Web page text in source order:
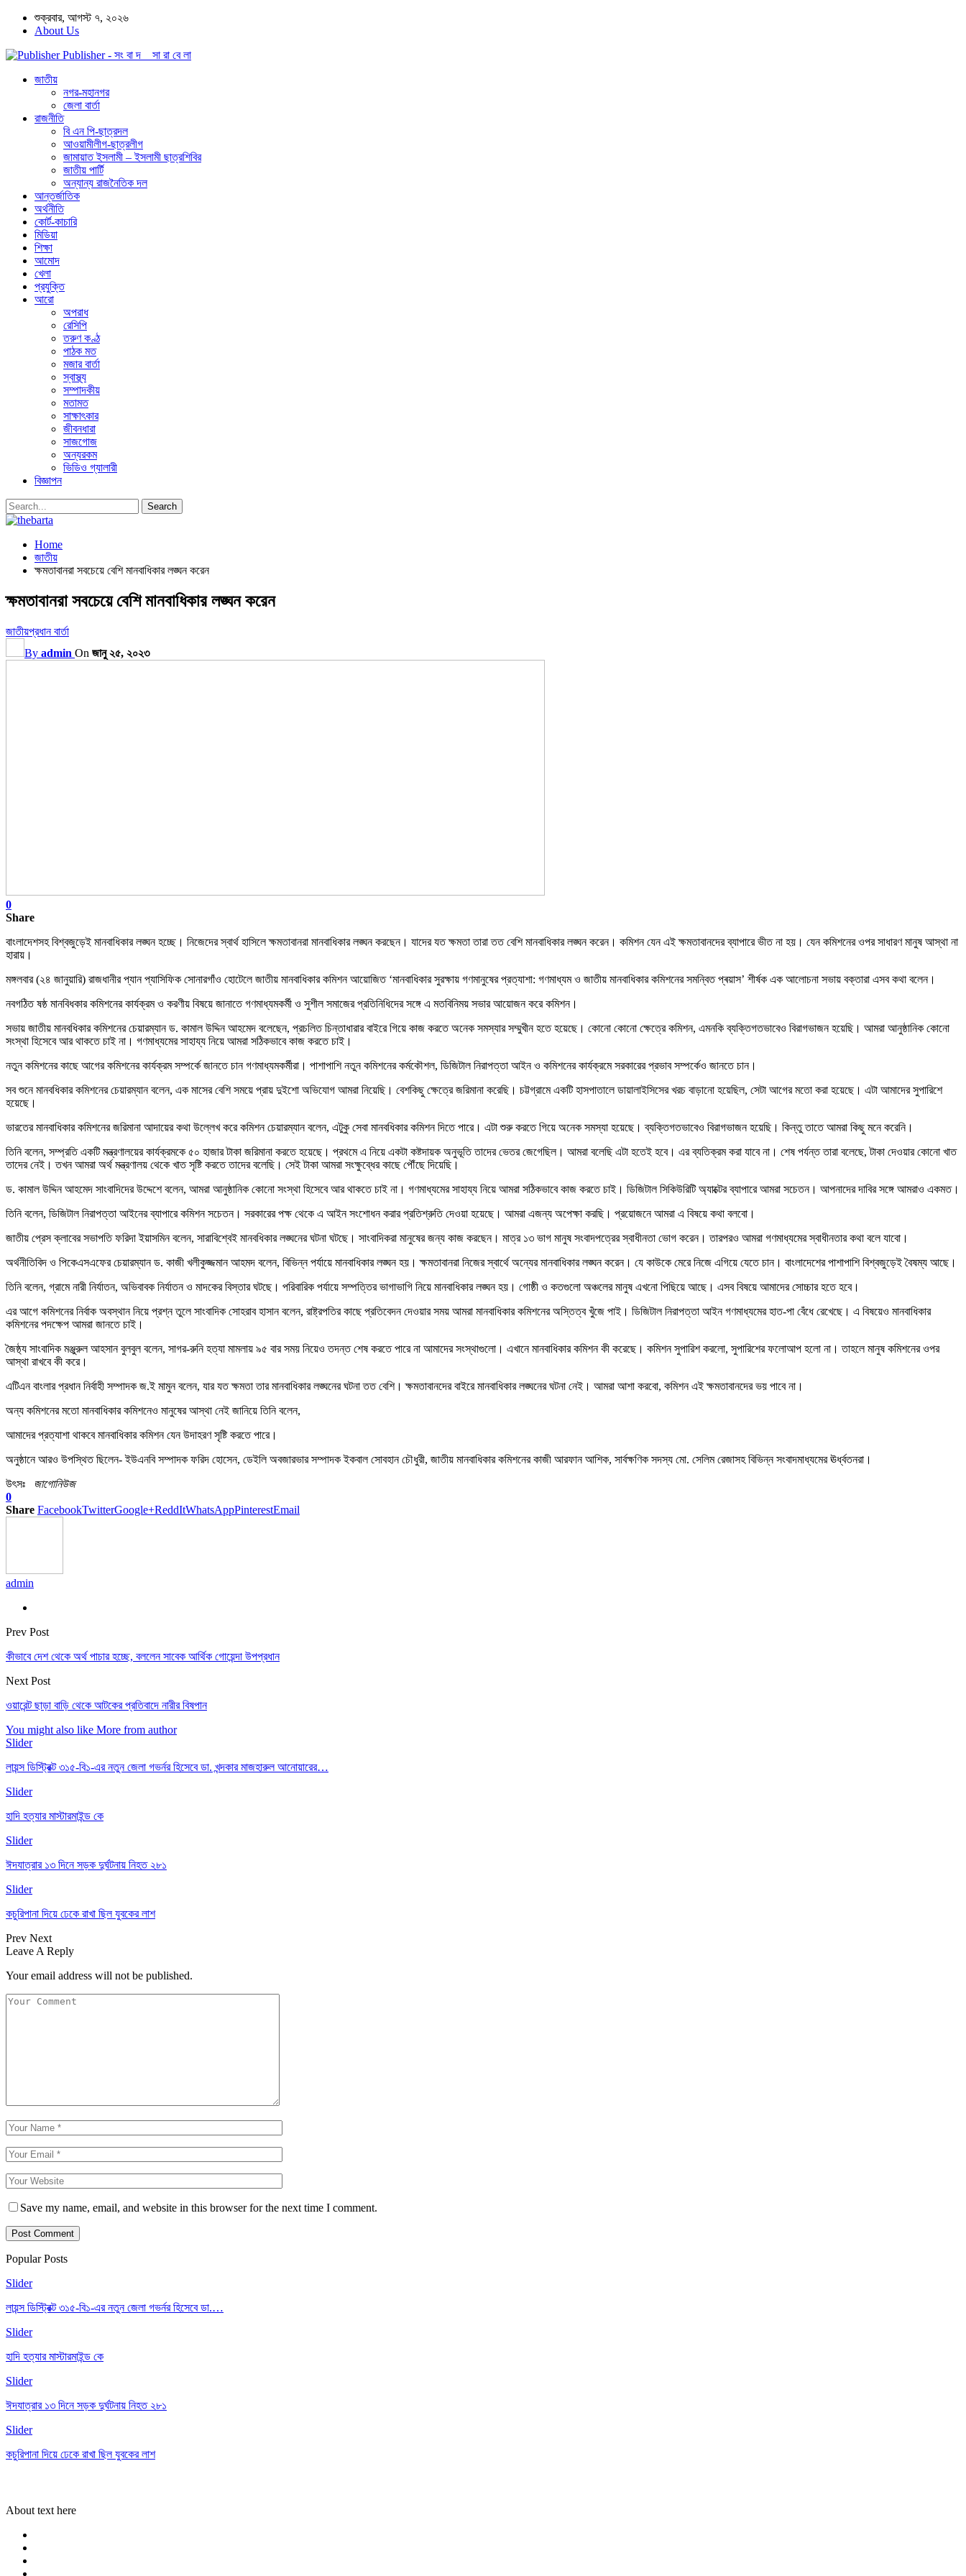
শুক্রবার, আগস্ট ৭, ২০২৬
About Us
Publisher - সং বা দ সা রা বে লা
জাতীয়
নগর-মহানগর
জেলা বার্তা
রাজনীতি
বি এন পি-ছাত্রদল
আওয়ামীলীগ-ছাত্রলীগ
জামায়াত ইসলামী – ইসলামী ছাত্রশিবির
জাতীয় পার্টি
অন্যান্য রাজনৈতিক দল
আন্তর্জাতিক
অর্থনীতি
কোর্ট-কাচারি
মিডিয়া
শিক্ষা
আমোদ
খেলা
প্রযুক্তি
আরো
অপরাধ
রেসিপি
তরুণ কণ্ঠ
পাঠক মত
মজার বার্তা
স্বাস্থ্য
সম্পাদকীয়
মতামত
সাক্ষাৎকার
জীবনধারা
সাজগোজ
অন্যরকম
ভিডিও গ্যালারী
বিজ্ঞাপন
Home
জাতীয়
ক্ষমতাবানরা সবচেয়ে বেশি মানবাধিকার লঙ্ঘন করেন
ক্ষমতাবানরা সবচেয়ে বেশি মানবাধিকার লঙ্ঘন করেন
জাতীয়প্রধান বার্তা
By admin On জানু ২৫, ২০২৩
0
Share
বাংলাদেশসহ বিশ্বজুড়েই মানবাধিকার লঙ্ঘন হচ্ছে। নিজেদের স্বার্থ হাসিলে ক্ষমতাবানরা মানবাধিকার লঙ্ঘন করছেন। যাদের যত ক্ষমতা তারা তত বেশি মানবাধিকার লঙ্ঘন করেন। কমিশন যেন এই ক্ষমতাবানদের ব্যাপারে ভীত না হয়। যেন কমিশনের ওপর সাধারণ মানুষ আস্থা না
হারায়।
মঙ্গলবার (২৪ জানুয়ারি) রাজধানীর প্যান প্যাসিফিক সোনারগাঁও হোটেলে জাতীয় মানবাধিকার কমিশন আয়োজিত ‘মানবাধিকার সুরক্ষায় গণমানুষের প্রত্যাশা: গণমাধ্যম ও জাতীয় মানবাধিকার কমিশনের সমন্বিত প্ৰয়াস’ শীর্ষক এক আলোচনা সভায় বক্তারা এসব কথা বলেন।
নবগঠিত ষষ্ঠ মানবিধকার কমিশনের কার্যক্রম ও করণীয় বিষয়ে জানাতে গণমাধ্যমকর্মী ও সুশীল সমাজের প্রতিনিধিদের সঙ্গে এ মতবিনিময় সভার আয়োজন করে কমিশন।
সভায় জাতীয় মানবধিকার কমিশনের চেয়ারম্যান ড. কামাল উদ্দিন আহমেদ বলেছেন, প্রচলিত চিন্তাধারার বাইরে গিয়ে কাজ করতে অনেক সমস্যার সম্মুখীন হতে হয়েছে। কোনো কোনো ক্ষেত্রে কমিশন, এমনকি ব্যক্তিগতভাবেও বিরাগভাজন হয়েছি। আমরা আনুষ্ঠানিক কোনো
সংস্থা হিসেবে আর থাকতে চাই না। গণমাধ্যমের সাহায্য নিয়ে আমরা সঠিকভাবে কাজ করতে চাই।
নতুন কমিশনের কাছে আগের কমিশনের কার্যক্রম সম্পর্কে জানতে চান গণমাধ্যমকর্মীরা। পাশাপাশি নতুন কমিশনের কর্মকৌশল, ডিজিটাল নিরাপত্তা আইন ও কমিশনের কার্যক্রমে সরকারের প্রভাব সম্পর্কেও জানতে চান।
সব শুনে মানবধিকার কমিশনের চেয়ারম্যান বলেন, এক মাসের বেশি সময়ে প্রায় দুইশো অভিযোগ আমরা নিয়েছি। বেশকিছু ক্ষেত্রে জরিমানা করেছি। চট্টগ্রামে একটি হাসপাতালে ডায়ালাইসিসের খরচ বাড়ানো হয়েছিল, সেটা আগের মতো করা হয়েছে। এটা আমাদের সুপারিশে
হয়েছে।
ভারতের মানবাধিকার কমিশনের জরিমানা আদায়ের কথা উল্লেখ করে কমিশন চেয়ারম্যান বলেন, এটুকু সেবা মানবধিকার কমিশন দিতে পারে। এটা শুরু করতে গিয়ে অনেক সমস্যা হয়েছে। ব্যক্তিগতভাবেও বিরাগভাজন হয়েছি। কিন্তু তাতে আমরা কিছু মনে করেনি।
তিনি বলেন, সম্প্রতি একটি মন্ত্রণালয়ের কার্যক্রমকে ৫০ হাজার টাকা জরিমানা করতে হয়েছে। প্রথমে এ নিয়ে একটা কষ্টদায়ক অনুভূতি তাদের ভেতর জেগেছিল। আমরা বলেছি এটা হতেই হবে। এর ব্যতিক্রম করা যাবে না। শেষ পর্যন্ত তারা বলেছে, টাকা দেওয়ার কোনো খাত
তাদের নেই। তখন আমরা অর্থ মন্ত্রণালয় থেকে খাত সৃষ্টি করতে তাদের বলেছি। সেই টাকা আমরা সংক্ষুব্ধের কাছে পৌঁছে দিয়েছি।
ড. কামাল উদ্দিন আহমেদ সাংবাদিদের উদ্দেশে বলেন, আমরা আনুষ্ঠানিক কোনো সংস্থা হিসেবে আর থাকতে চাই না। গণমাধ্যমের সাহায্য নিয়ে আমরা সঠিকভাবে কাজ করতে চাই। ডিজিটাল সিকিউরিটি অ্যাক্টের ব্যাপারে আমরা সচেতন। আপনাদের দাবির সঙ্গে আমরাও একমত।
তিনি বলেন, ডিজিটাল নিরাপত্তা আইনের ব্যাপারে কমিশন সচেতন। সরকারের পক্ষ থেকে এ আইন সংশোধন করার প্রতিশ্রুতি দেওয়া হয়েছে। আমরা এজন্য অপেক্ষা করছি। প্রয়োজনে আমরা এ বিষয়ে কথা বলবো।
জাতীয় প্রেস ক্লাবের সভাপতি ফরিদা ইয়াসমিন বলেন, সারাবিশ্বেই মানবধিকার লঙ্ঘনের ঘটনা ঘটছে। সাংবাদিকরা মানুষের জন্য কাজ করছেন। মাত্র ১৩ ভাগ মানুষ সংবাদপত্রের স্বাধীনতা ভোগ করেন। তারপরও আমরা গণমাধ্যমের স্বাধীনতার কথা বলে যাবো।
অর্থনীতিবিদ ও পিকেএসএফের চেয়ারম্যান ড. কাজী খলীকুজ্জমান আহমদ বলেন, বিভিন্ন পর্যায়ে মানবাধিকার লঙ্ঘন হয়। ক্ষমতাবানরা নিজের স্বার্থে অন্যের মানবাধিকার লঙ্ঘন করেন। যে কাউকে মেরে নিজে এগিয়ে যেতে চান। বাংলাদেশের পাশাপাশি বিশ্বজুড়েই বৈষম্য আছে।
তিনি বলেন, গ্রামে নারী নির্যাতন, অভিবাবক নির্যাতন ও মাদকের বিস্তার ঘটছে। পরিবারিক পর্যায়ে সম্পত্তির ভাগাভাগি নিয়ে মানবাধিকার লঙ্ঘন হয়। গোষ্ঠী ও কতগুলো অঞ্চলের মানুষ এখনো পিছিয়ে আছে। এসব বিষয়ে আমাদের সোচ্চার হতে হবে।
এর আগে কমিশনের নির্বাক অবস্থান নিয়ে প্রশ্ন তুলে সাংবাদিক সোহরাব হাসান বলেন, রাষ্ট্রপতির কাছে প্রতিবেদন দেওয়ার সময় আমরা মানবাধিকার কমিশনের অস্তিত্ব খুঁজে পাই। ডিজিটাল নিরাপত্তা আইন গণমাধ্যমের হাত-পা বেঁধে রেখেছে। এ বিষয়েও মানবাধিকার
কমিশনের পদক্ষেপ আমরা জানতে চাই।
জৈষ্ঠ্য সাংবাদিক মঞ্জুরুল আহসান বুলবুল বলেন, সাগর-রুনি হত্যা মামলায় ৯৫ বার সময় নিয়েও তদন্ত শেষ করতে পারে না আমাদের সংস্থাগুলো। এখানে মানবাধিকার কমিশন কী করেছে। কমিশন সুপারিশ করলো, সুপারিশের ফলোআপ হলো না। তাহলে মানুষ কমিশনের ওপর
আস্থা রাখবে কী করে।
এটিএন বাংলার প্রধান নির্বাহী সম্পাদক জ.ই মামুন বলেন, যার যত ক্ষমতা তার মানবাধিকার লঙ্ঘনের ঘটনা তত বেশি। ক্ষমতাবানদের বাইরে মানবাধিকার লঙ্ঘনের ঘটনা নেই। আমরা আশা করবো, কমিশন এই ক্ষমতাবানদের ভয় পাবে না।
অন্য কমিশনের মতো মানবাধিকার কমিশনেও মানুষের আস্থা নেই জানিয়ে তিনি বলেন,
আমাদের প্রত্যাশা থাকবে মানবাধিকার কমিশন যেন উদাহরণ সৃষ্টি করতে পারে।
অনুষ্ঠানে আরও উপস্থিত ছিলেন- ইউএনবি সম্পাদক ফরিদ হোসেন, ডেইলি অবজারভার সম্পাদক ইকবাল সোবহান চৌধুরী, জাতীয় মানবাধিকার কমিশনের কাজী আরফান আশিক, সার্বক্ষণিক সদস্য মো. সেলিম রেজাসহ বিভিন্ন সংবাদমাধ্যমের ঊর্ধ্বতনরা।
উৎসঃ
জাগোনিউজ
0
Share FacebookTwitterGoogle+ReddItWhatsAppPinterestEmail
admin
Prev Post
কীভাবে দেশ থেকে অর্থ পাচার হচ্ছে, বললেন সাবেক আর্থিক গোয়েন্দা উপপ্রধান
Next Post
ওয়ারেন্ট ছাড়া বাড়ি থেকে আটকের প্রতিবাদে নারীর বিষপান
You might also like More from author
Slider
লায়ন্স ডিস্ট্রিক্ট ৩১৫-বি১-এর নতুন জেলা গভর্নর হিসেবে ডা. খন্দকার মাজহারুল আনোয়ারের…
Slider
হাদি হত্যার মাস্টারমাইন্ড কে
Slider
ঈদযাত্রার ১৩ দিনে সড়ক দুর্ঘটনায় নিহত ২৮১
Slider
কচুরিপানা দিয়ে ঢেকে রাখা ছিল যুবকের লাশ
Prev Next
Leave A Reply
Your email address will not be published.
Save my name, email, and website in this browser for the next time I comment.
Popular Posts
Slider
লায়ন্স ডিস্ট্রিক্ট ৩১৫-বি১-এর নতুন জেলা গভর্নর হিসেবে ডা.…
Slider
হাদি হত্যার মাস্টারমাইন্ড কে
Slider
ঈদযাত্রার ১৩ দিনে সড়ক দুর্ঘটনায় নিহত ২৮১
Slider
কচুরিপানা দিয়ে ঢেকে রাখা ছিল যুবকের লাশ
About text here